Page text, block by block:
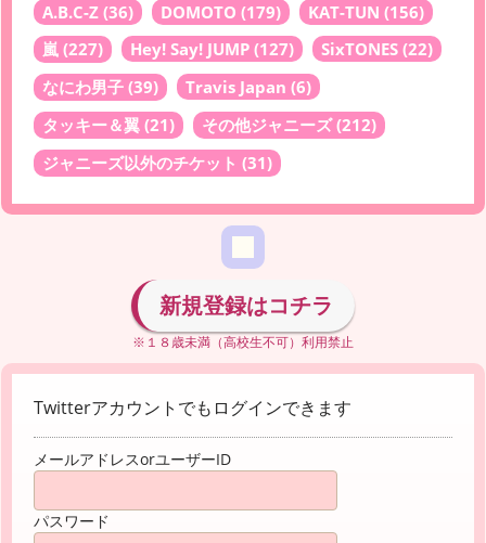
A.B.C-Z (36) DOMOTO (179) KAT-TUN (156)
嵐 (227) Hey! Say! JUMP (127) SixTONES (22)
なにわ男子 (39) Travis Japan (6)
タッキー＆翼 (21) その他ジャニーズ(212)
ジャニーズ以外のチケット (31)
新規登録はコチラ
※１８歳未満（高校生不可）利用禁止
Twitterアカウントでもログインできます
メールアドレスorユーザーID
パスワード